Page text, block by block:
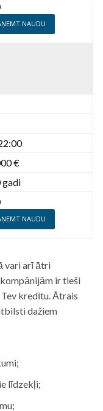
NAUDU
€
gadi
NAUDU
vari arī ātri
ir tieši
kredītu. Ātrais
dažiem
līdzekļi;